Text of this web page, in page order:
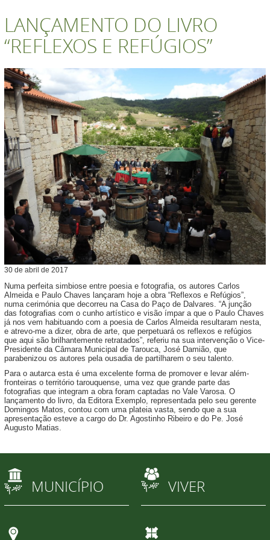
LANÇAMENTO DO LIVRO
“REFLEXOS E REFÚGIOS”
30 de abril de 2017
Numa perfeita simbiose entre poesia e fotografia, os autores Carlos
Almeida e Paulo Chaves lançaram hoje a obra “Reflexos e Refúgios”,
numa cerimónia que decorreu na Casa do Paço de Dalvares. “A junção
das fotografias com o cunho artístico e visão ímpar a que o Paulo Chaves
já nos vem habituando com a poesia de Carlos Almeida resultaram nesta,
e atrevo-me a dizer, obra de arte, que perpetuará os reflexos e refúgios
que aqui são brilhantemente retratados”, referiu na sua intervenção o Vice-
Presidente da Câmara Municipal de Tarouca, José Damião, que
parabenizou os autores pela ousadia de partilharem o seu talento.
Para o autarca esta é uma excelente forma de promover e levar além-
fronteiras o território tarouquense, uma vez que grande parte das
fotografias que integram a obra foram captadas no Vale Varosa. O
lançamento do livro, da Editora Exemplo, representada pelo seu gerente
Domingos Matos, contou com uma plateia vasta, sendo que a sua
apresentação esteve a cargo do Dr. Agostinho Ribeiro e do Pe. José
Augusto Matias.
MUNICÍPIO VIVER